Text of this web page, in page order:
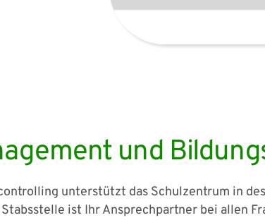
und
unterstützt das Schulzentrum in
ist Ihr Ansprechpartner bei allen